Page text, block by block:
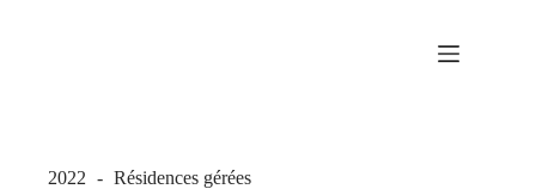
2022 Résidences gérées